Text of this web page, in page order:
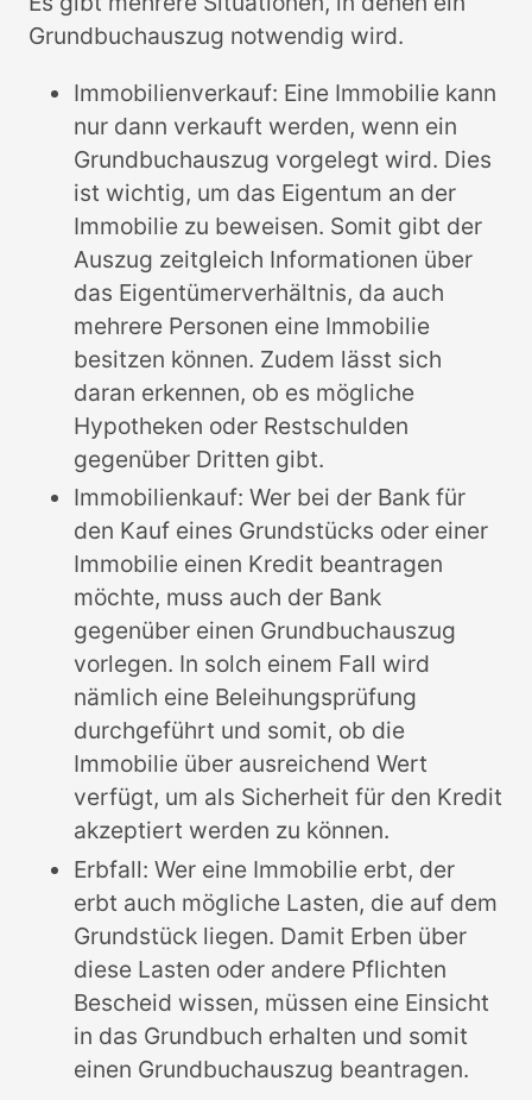
Grundbuchauszug notwendig wird.
Immobilienverkauf: Eine Immobilie kann
nur dann verkauft werden, wenn ein
Grundbuchauszug vorgelegt wird. Dies
ist wichtig, um das Eigentum an der
Immobilie zu beweisen. Somit gibt der
Auszug zeitgleich Informationen über
das Eigentümerverhältnis, da auch
mehrere Personen eine Immobilie
besitzen können. Zudem lässt sich
daran erkennen, ob es mögliche
Hypotheken oder Restschulden
gegenüber Dritten gibt.
Immobilienkauf: Wer bei der Bank für
den Kauf eines Grundstücks oder einer
Immobilie einen Kredit beantragen
möchte, muss auch der Bank
gegenüber einen Grundbuchauszug
vorlegen. In solch einem Fall wird
nämlich eine Beleihungsprüfung
durchgeführt und somit, ob die
Immobilie über ausreichend Wert
verfügt, um als Sicherheit für den Kredit
akzeptiert werden zu können.
Erbfall: Wer eine Immobilie erbt, der
erbt auch mögliche Lasten, die auf dem
Grundstück liegen. Damit Erben über
diese Lasten oder andere Pflichten
Bescheid wissen, müssen eine Einsicht
in das Grundbuch erhalten und somit
einen Grundbuchauszug beantragen.